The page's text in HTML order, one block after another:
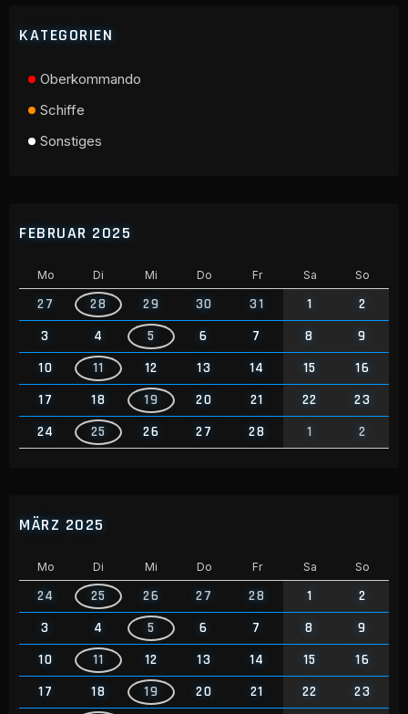
KATEGORIEN
Oberkommando
Schiffe
Sonstiges
FEBRUAR 2025
Mo Di Mi Do Fr Sa So
27 28 29 30 31 1
2
3
4 5 6 7 8
9
10
11 12 13 14 15
16
17
18 19 20 21 22
23
24
25 26 27 28 1 2
MÄRZ 2025
Mo Di Mi Do Fr Sa So
24 25 26 27 28 1
2
3
4 5 6 7 8
9
10
11 12 13 14 15
16
17
18 19 20 21 22
23